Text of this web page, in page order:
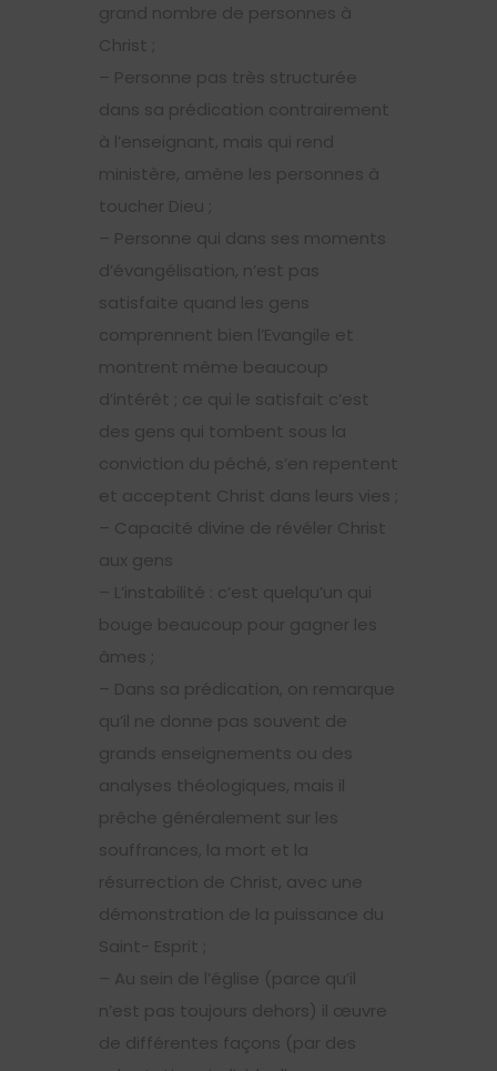
grand nombre de personnes à
Christ ;
– Personne pas très structurée
dans sa prédication contrairement
à l’enseignant, mais qui rend
ministère, amène les personnes à
toucher Dieu ;
– Personne qui dans ses moments
d’évangélisation, n’est pas
satisfaite quand les gens
comprennent bien l’Evangile et
montrent même beaucoup
d’intérêt ; ce qui le satisfait c’est
des gens qui tombent sous la
conviction du péché, s’en repentent
et acceptent Christ dans leurs vies ;
– Capacité divine de révéler Christ
aux gens
– L’instabilité : c’est quelqu’un qui
bouge beaucoup pour gagner les
âmes ;
– Dans sa prédication, on remarque
qu’il ne donne pas souvent de
grands enseignements ou des
analyses théologiques, mais il
prêche généralement sur les
souffrances, la mort et la
résurrection de Christ, avec une
démonstration de la puissance du
Saint- Esprit ;
– Au sein de l’église (parce qu’il
n’est pas toujours dehors) il œuvre
de différentes façons (par des